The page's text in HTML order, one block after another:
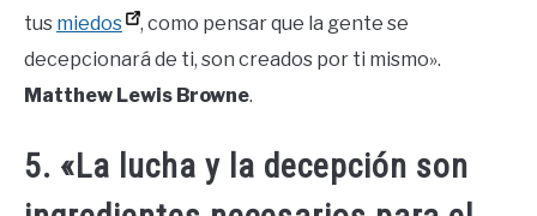
tus miedos
, como pensar que la gente se
decepcionará de ti, son creados por ti mismo».
Matthew Lewis Browne.
5. «La lucha y la decepción son